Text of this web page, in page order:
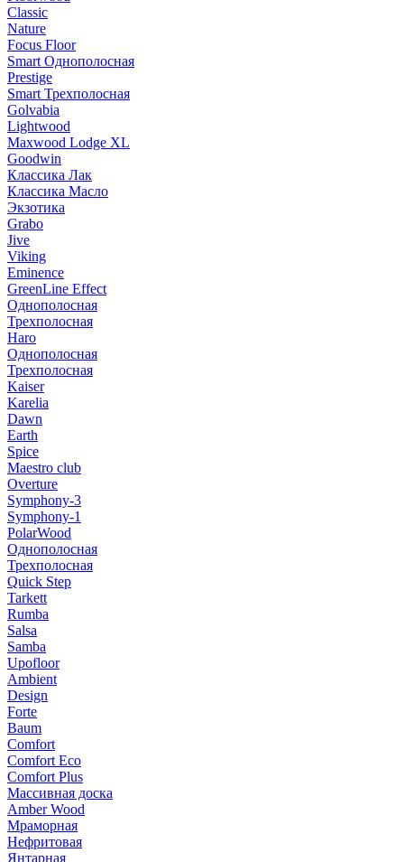
Classic
Nature
Focus Floor
Smart Однополосная
Prestige
Smart Трехполосная
Golvabia
Lightwood
Maxwood Lodge XL
Goodwin
Классика Лак
Классика Масло
Экзотика
Grabo
Jive
Viking
Eminence
GreenLine Effect
Однополосная
Трехполосная
Haro
Однополосная
Трехполосная
Kaiser
Karelia
Dawn
Earth
Spice
Maestro club
Overture
Symphony-3
Symphony-1
PolarWood
Однополосная
Трехполосная
Quick Step
Tarkett
Rumba
Salsa
Samba
Upofloor
Ambient
Design
Forte
Baum
Comfort
Comfort Eco
Comfort Plus
Массивная доска
Amber Wood
Мраморная
Нефритовая
Янтарная